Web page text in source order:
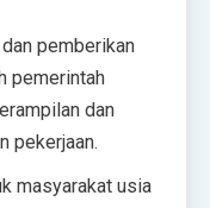
pemberikan
pemerintah
dan
pekerjaan.
masyarakat usia